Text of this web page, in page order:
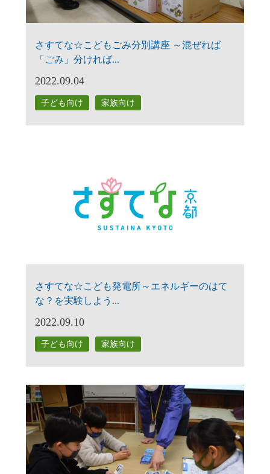
さすてな☆こどもごみ分別講座 ～混ぜれば
「ごみ」分ければ...
2022.09.04
子ども向け 家族向け
さすてな☆こども発電所～エネルギーのはて
な？を実験しよう...
2022.09.10
子ども向け 家族向け